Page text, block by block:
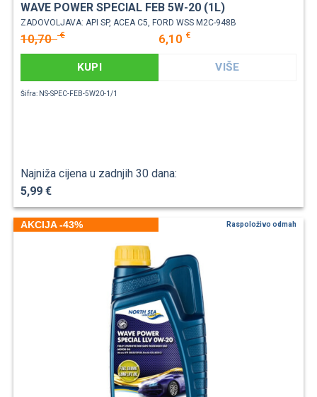
WAVE POWER SPECIAL FEB 5W-20 (1L)
ZADOVOLJAVA: API SP, ACEA C5, FORD WSS M2C-948B
10,70€ 6,10 €
KUPI VIŠE
Šifra: NS-SPEC-FEB-5W20-1/1
Najniža cijena u zadnjih 30 dana:
5,99 €
AKCIJA -43% Raspoloživo odmah